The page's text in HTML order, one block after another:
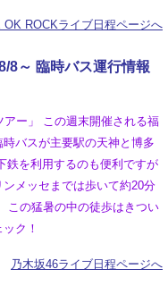
OK ROCKライブ日程ページへ
～ 臨時バス運行情報
アー」 この週末開催される福
バスが主要駅の天神と博多
鉄を利用するのも便利ですが
メッセまでは歩いて約20分
この猛暑の中の徒歩はきつい
ク！
乃木坂46ライブ日程ページへ